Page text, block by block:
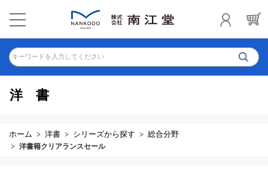
キーワードを入力してください
洋書
ホーム 洋書 シリーズから探す 総合分野
洋書籍クリアランスセール